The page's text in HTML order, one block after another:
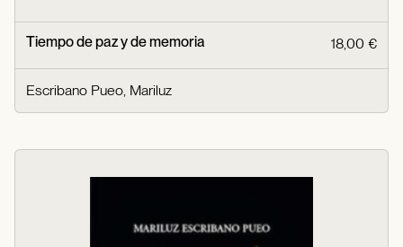
Tiempo de paz y de memoria 18,00 €
Escribano Pueo, Mariluz